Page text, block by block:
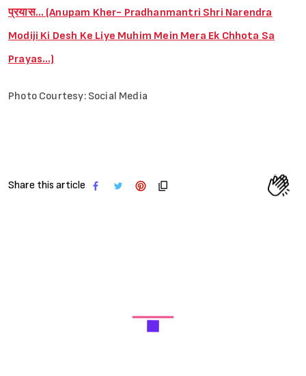
प्रयास… (Anupam Kher- Pradhanmantri Shri Narendra
Modiji Ki Desh Ke Liye Muhim Mein Mera Ek Chhota Sa
Prayas…)
Photo Courtesy: Social Media
Share this article
Next Article